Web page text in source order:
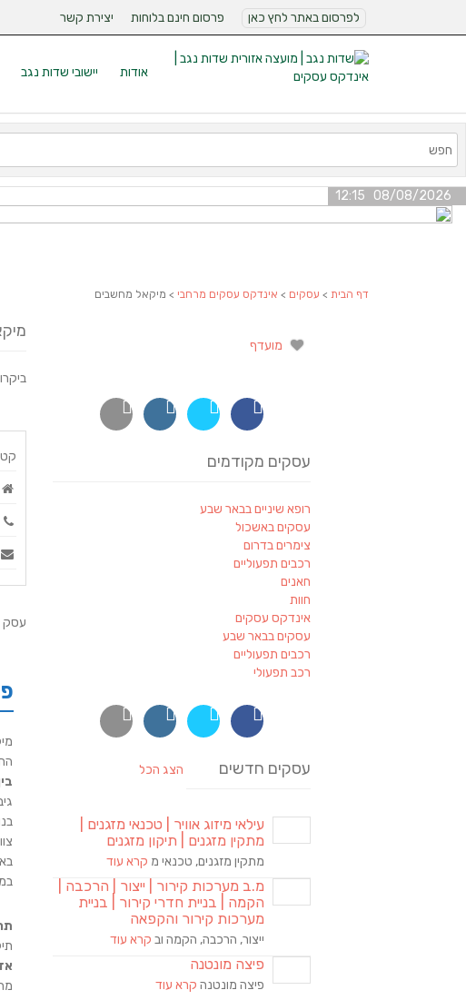
לפרסום באתר לחץ כאן פרסום חינם בלוחות יצירת קשר
יישובי שדות נגב אודות
08/08/2026 12:15
דף הבית > עסקים > אינדקס עסקים מרחבי > מיקאל מחשבים
ביקרו
עסק
מועדף
עסקים מקודמים
רופא שיניים בבאר שבע
עסקים באשכול
צימרים בדרום
רכבים תפעוליים
חאנים
חוות
אינדקס עסקים
עסקים בבאר שבע
רכבים תפעוליים
רכב תפעולי
עסקים חדשים הצג הכל
עילאי מיזוג אוויר | טכנאי מזגנים |
מתקין מזגנים | תיקון מזגנים
מתקין מזגנים, טכנאי מ קרא עוד
מ.ב מערכות קירור | ייצור | הרכבה |
הקמה | בניית חדרי קירור | בניית
מערכות קירור והקפאה
ייצור, הרכבה, הקמה וב קרא עוד
פיצה מונטנה
פיצה מונטנה קרא עוד